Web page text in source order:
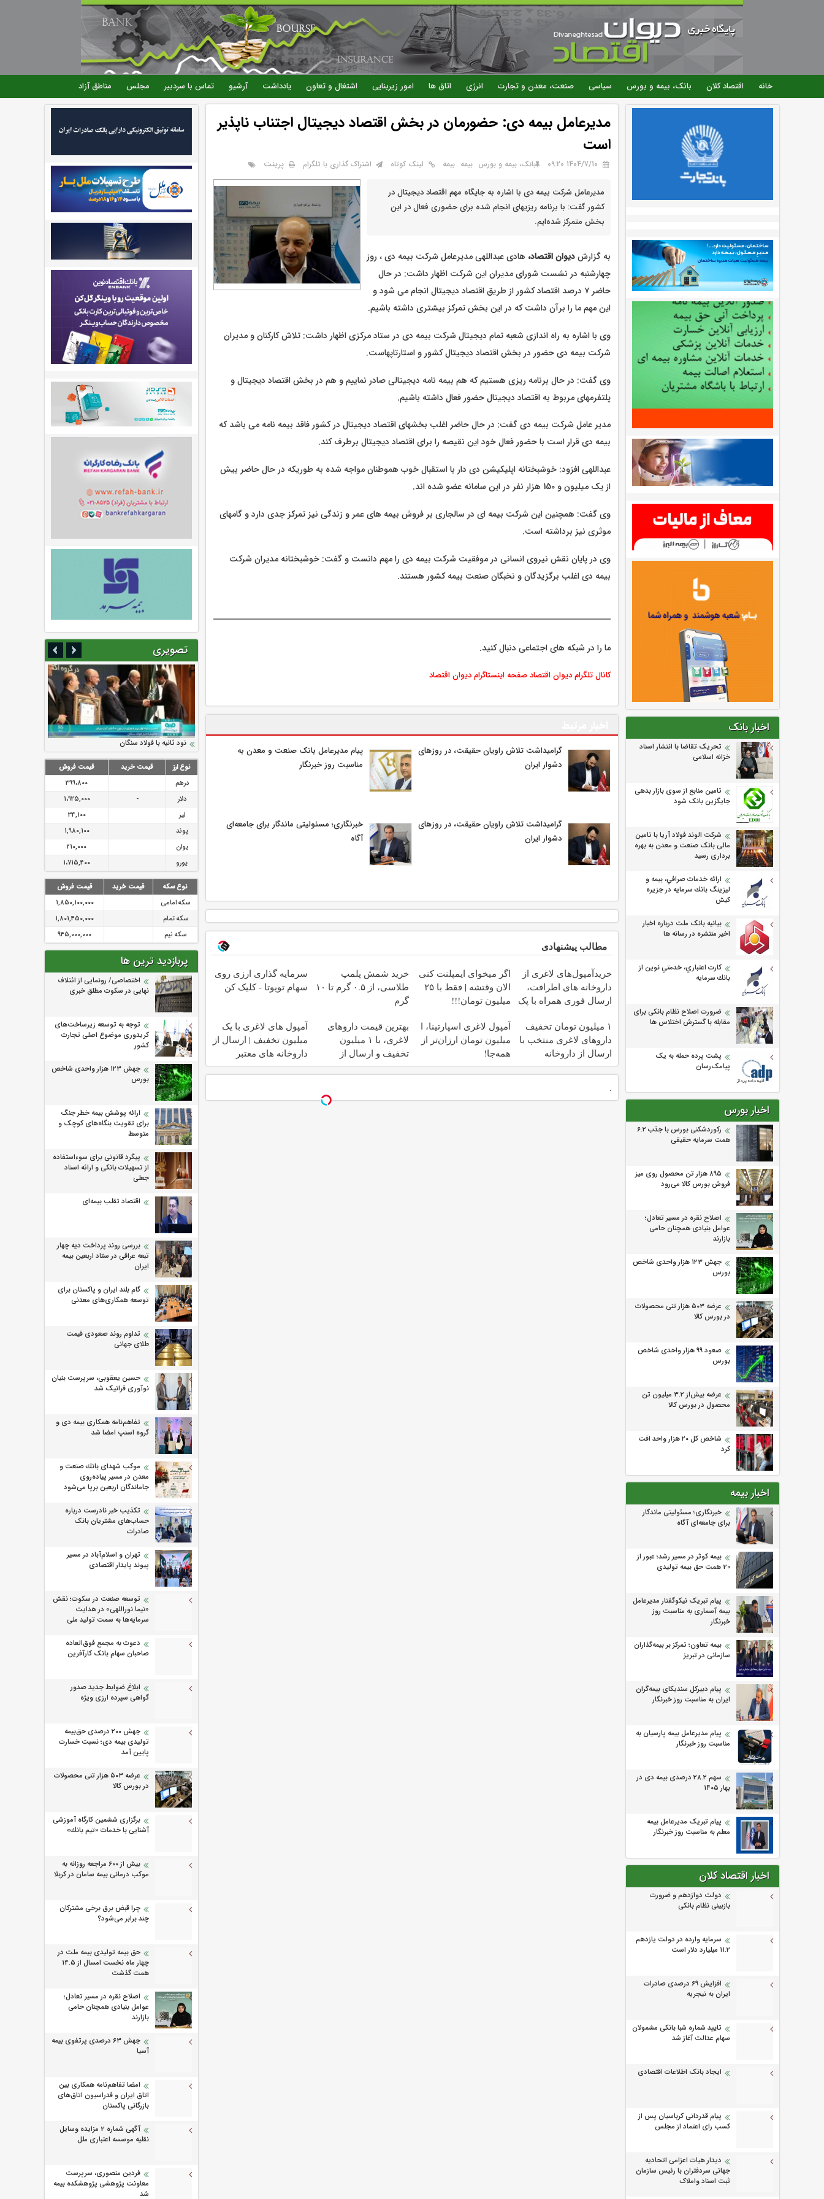
رفتن
به
محتوای
اصلی
خانه اقتصاد کلان بانک، بیمه و بورس سیاسی صنعت، معدن و تجارت انرژی اتاق ها امور زیربنایی اشتغال و تعاون یادداشت آرشیو تماس با سردبیر مجلس مناطق آزاد
اخبار بانک
تحریک تقاضا با انتشار اسناد
خزانه اسلامی
تامین منابع از سوی بازار بدهی
جایگزین بانک شود
شرکت الوند فولاد آریا با تامین
مالی بانک صنعت و معدن به بهره
برداری رسید
ارائه خدمات صرافي، بيمه و
ليزينگ بانك سرمايه در جزيره
كيش
بیانیه بانک ملت درباره اخبار
اخیر منتشره در رسانه ها
كارت اعتباري، خدمتي نوين از
بانك سرمايه
ضرورت اصلاح نظام بانکی برای
مقابله با گسترش اختلاس ها
پشت پرده حمله به یک
پیامک‌رسان
اخبار بورس
رکوردشکنی بورس با جذب ۶.۲
همت سرمایه حقیقی
۸۹۵ هزار تن محصول روی میز
فروش بورس کالا می‌‌رود
اصلاح نقره در مسیر تعادل؛
عوامل بنیادی همچنان حامی
بازارند
جهش ۱۲۳ هزار واحدی شاخص
بورس
عرضه ۵۰۳ هزار تنی محصولات
در بورس کالا
صعود ۹۹ هزار واحدی شاخص
بورس
عرضه بیش‌از ۳.۲ میلیون تن
محصول در بورس کالا
شاخص کل ۲۰ هزار واحد افت
کرد
اخبار بیمه
خبرنگاری؛ مسئولیتی ماندگار
برای جامعه‌ای آگاه
بیمه کوثر در مسیر رشد؛ عبور از
20 همت حق بیمه تولیدی
پیام تبریک نیکوگفتار مدیرعامل
بیمه آسماری به مناسبت روز
خبرنگار
بیمه تعاون؛ تمرکز بر بیمه‌گذاران
سازمانی در تبریز
پیام دبیرکل سندیکای بیمه‌گران
ایران به مناسبت روز خبرنگار
پیام مدیرعامل بیمه پارسیان به
مناسبت روز خبرنگار
سهم ۲۸.۲ درصدی بیمه دی در
بهار ۱۴۰۵
پیام تبریک مدیرعامل بیمه
معلم به مناسبت روز خبرنگار
اخبار اقتصاد کلان
دولت دوازدهم و ضرورت
بازبینی نظام بانکی
سرمایه وارده در دولت یازدهم
۱۱.۲ میلیارد دلار است
افزایش 69 درصدی صادرات
ایران به نیجریه
تایید شماره شبا بانکی مشمولان
سهام عدالت آغاز شد
ایجاد بانک اطلاعات اقتصادی
پیام قدردانی کرباسیان پس از
کسب رای اعتماد از مجلس
دیدار هیات اعزامی اتحادیه
جهانی سردفتران با رئیس سازمان
ثبت اسناد واملاک
مدیرعامل بیمه دی: حضورمان در بخش اقتصاد دیجیتال اجتناب ناپذیر
است
۱۴۰۴/۷/۱۰ 09:20 بانک، بیمه و بورس بيمه بیمه لینک کوتاه اشتراک گذاری با تلگرام پرینت
مدیرعامل شرکت بیمه دی با اشاره به جایگاه مهم اقتصاد دیجیتال در
کشور گفت: با برنامه ریزیهای انجام شده برای حضوری فعال در این
بخش متمرکز شده‌ایم.
به گزارشدیوان اقتصاد، هادی عبداللهی مدیرعامل شرکت بیمه دی ، روز
چهارشنبه در نشست شورای مدیران این شرکت اظهار داشت: در حال
حاضر ۷ درصد اقتصاد کشور از طریق اقتصاد دیجیتال انجام می شود و
این مهم ما را برآن داشت که در این بخش تمرکز بیشتری داشته باشیم.
وی با اشاره به راه اندازی شعبه تمام دیجیتال شرکت بیمه دی در ستاد مرکزی اظهار داشت: تلاش کارکنان و مدیران
شرکت بیمه دی حضور در بخش اقتصاد دیجیتال کشور و استارتاپهاست.
وی گفت: در حال برنامه ریزی هستیم که هم بیمه نامه دیجیتالی صادر نماییم و هم در بخش اقتصاد دیجیتال و
پلتفرمهای مربوط به اقتصاد دیجیتال حضور فعال داشته باشیم.
مدیر عامل شرکت بیمه دی گفت: در حال حاضر اغلب بخشهای اقتصاد دیجیتال در کشور فاقد بیمه نامه می باشد که
بیمه دی قرار است با حضور فعال خود این نقیصه را برای اقتصاد دیجیتال برطرف کند.
عبداللهی افزود: خوشبختانه اپلیکیشن دی دار با استقبال خوب هموطنان مواجه شده به طوریکه در حال حاضر بیش
از یک میلیون و 150 هزار نفر در این سامانه عضو شده اند.
وی گفت: همچنین این شرکت بیمه ای در سالجاری بر فروش بیمه های عمر و زندگی نیز تمرکز جدی دارد و گامهای
موثری نیز برداشته است.
وی در پایان نقش نیروی انسانی در موفقیت شرکت بیمه دی را مهم دانست و گفت: خوشبختانه مدیران شرکت
بیمه دی اغلب برگزیدگان و نخبگان صنعت بیمه کشور هستند.
ما را در شبکه های اجتماعی دنبال کنید.
کانال تلگرام دیوان اقتصادصفحه اینستاگرام دیوان اقتصاد
گرامیداشت تلاش راویان حقیقت، در روزهای
دشوار ایران
پیام مدیرعامل بانک صنعت و معدن به
مناسبت روز خبرنگار
گرامیداشت تلاش راویان حقیقت، در روزهای
دشوار ایران
خبرنگاری؛ مسئولیتی ماندگار برای جامعه‌ای
آگاه
مطالب پیشنهادی
خریدآمپول‌های لاغری از
داروخانه های اطرافت،
ارسال فوری همراه با پک
اگر میخوای ایمپلنت کنی
الان وقتشه | فقط با ۲۵
میلیون تومان!!!
خرید شمش پلمپ
طلاسی، از ۰.۵ گرم تا ۱۰
گرم
سرمایه گذاری ارزی روی
سهام تویوتا - کلیک کن
۱ میلیون تومان تخفیف
داروهای لاغری منتخب با
ارسال از داروخانه
نزدیکت
آمپول لاغری اسپارتینا، ا
میلیون تومان ارزان‌تر از
همه‌جا!
بهترین قیمت داروهای
لاغری، با ۱ میلیون
تخفیف و ارسال از
داروخانه‌
آمپول های لاغری با یک
میلیون تخفیف | ارسال از
داروخانه های معتبر
.
تصویری
ارزش سهام عدالت بالا رفت
سرمایه بیمه کوثر به ۴ همت می‌رسد
نود ثانیه با فولاد سنگان
تقدیر دبیرکل سندیکای بیمه گران ایران از
اقدامات مدیرعامل بیمه رازی
توصیه های رئیس پلیس فتا به مشتریان بانک
ها در مورد پیشگیری از سرقت های مجازی
نوع ارز قیمت خرید
قیمت فروش
درهم
399،800
دلار
-
1،925,000
لیر
34,100
پوند
1,980,100
یوان
210,000
یورو
1،715,400
نوع سکه قیمت خرید
قیمت فروش
سکه امامی
1,850,100,000
سکه تمام
1,801,450,000
سکه نیم
945,000,000
پربازدید ترین ها
اختصاصی/ رونمایی از ائتلاف‌
نهایی در سکوت مطلق خبری
توجه به توسعه زیرساخت‌های
کریدوری موضوع اصلی تجارت
کشور
جهش ۱۲۳ هزار واحدی شاخص
بورس
ارائه پوشش بیمه خطر جنگ
برای تقویت بنگاه‌های کوچک و
متوسط
پیگرد قانونی برای سوءاستفاده
از تسهیلات بانکی و ارائه اسناد
جعلی
اقتصاد تقلب بیمه‌ای
بررسی روند پرداخت دیه چهار
تبعه عراقی در ستاد اربعین بیمه
ایران
گام بلند ایران و پاکستان برای
توسعه همکاری‌های معدنی
تداوم روند صعودی قیمت
طلای جهانی
حسین یعقوبی، سرپرست بنیان
نوآوری فرانیک شد
تفاهم‌نامه همکاری بیمه دی و
گروه اسنپ امضا شد
موكب شهدای بانك صنعت و
معدن در مسیر پیاده‌روی
جاماندگان اربعین برپا می‌شود
تکذیب خبر نادرست درباره
حساب‌های مشتریان بانک
صادرات
تهران و اسلام‌آباد در مسیر
پیوند پایدار اقتصادی
توسعه صنعت در سکوت؛ نقش
«نیما نوراللهی» در هدایت
سرمایه‌ها به سمت تولید ملی
دعوت به مجمع فوق‌العاده
صاحبان سهام بانک کارآفرین
ابلاغ ضوابط جدید صدور
گواهی سپرده ارزی ویژه
جهش ۲۰۰ درصدی حق‌بیمه
تولیدی بیمه دی؛ نسبت خسارت
پایین آمد
عرضه ۵۰۳ هزار تنی محصولات
در بورس کالا
برگزاری ششمین كارگاه آموزشی
آشنایی با خدمات «تیم بانك»
بیش از ۶۰۰ مراجعه روزانه به
موکب درمانی بیمه سامان در کربلا
چرا قبض برق برخی مشترکان
چند برابر می‌شود؟
حق بیمه تولیدی بیمه ملت در
چهار ماه نخست امسال از 14.5
همت گذشت
اصلاح نقره در مسیر تعادل؛
عوامل بنیادی همچنان حامی
بازارند
جهش ۶۳ درصدی پرتفوی بیمه
آسیا
امضا تفاهم‌نامه همکاری بین
اتاق ایران و فدراسیون اتاق‌های
بازرگانی پاکستان
آگهی شماره 2 مزایده وسایل
نقلیه موسسه اعتباری ملل
فردین منصوری، سرپرست
معاونت پژوهشی پژوهشكده بیمه
شد